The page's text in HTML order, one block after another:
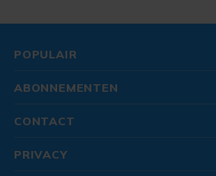
POPULAIR
ABONNEMENTEN
CONTACT
PRIVACY